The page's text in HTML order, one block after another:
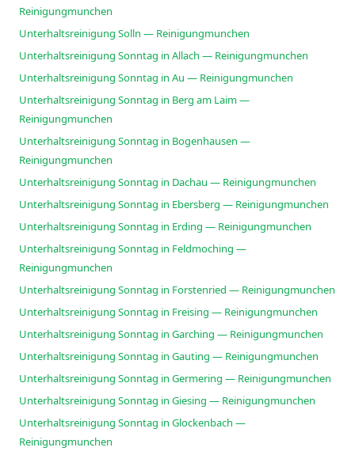
Reinigungmunchen
Unterhaltsreinigung Solln — Reinigungmunchen
Unterhaltsreinigung Sonntag in Allach — Reinigungmunchen
Unterhaltsreinigung Sonntag in Au — Reinigungmunchen
Unterhaltsreinigung Sonntag in Berg am Laim —
Reinigungmunchen
Unterhaltsreinigung Sonntag in Bogenhausen —
Reinigungmunchen
Unterhaltsreinigung Sonntag in Dachau — Reinigungmunchen
Unterhaltsreinigung Sonntag in Ebersberg — Reinigungmunchen
Unterhaltsreinigung Sonntag in Erding — Reinigungmunchen
Unterhaltsreinigung Sonntag in Feldmoching —
Reinigungmunchen
Unterhaltsreinigung Sonntag in Forstenried — Reinigungmunchen
Unterhaltsreinigung Sonntag in Freising — Reinigungmunchen
Unterhaltsreinigung Sonntag in Garching — Reinigungmunchen
Unterhaltsreinigung Sonntag in Gauting — Reinigungmunchen
Unterhaltsreinigung Sonntag in Germering — Reinigungmunchen
Unterhaltsreinigung Sonntag in Giesing — Reinigungmunchen
Unterhaltsreinigung Sonntag in Glockenbach —
Reinigungmunchen